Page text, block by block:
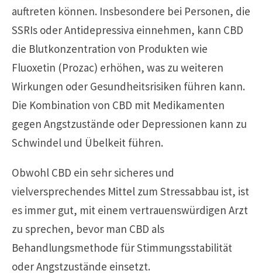
auftreten können. Insbesondere bei Personen, die
SSRIs oder Antidepressiva einnehmen, kann CBD
die Blutkonzentration von Produkten wie
Fluoxetin (Prozac) erhöhen, was zu weiteren
Wirkungen oder Gesundheitsrisiken führen kann.
Die Kombination von CBD mit Medikamenten
gegen Angstzustände oder Depressionen kann zu
Schwindel und Übelkeit führen.
Obwohl CBD ein sehr sicheres und
vielversprechendes Mittel zum Stressabbau ist, ist
es immer gut, mit einem vertrauenswürdigen Arzt
zu sprechen, bevor man CBD als
Behandlungsmethode für Stimmungsstabilität
oder Angstzustände einsetzt.